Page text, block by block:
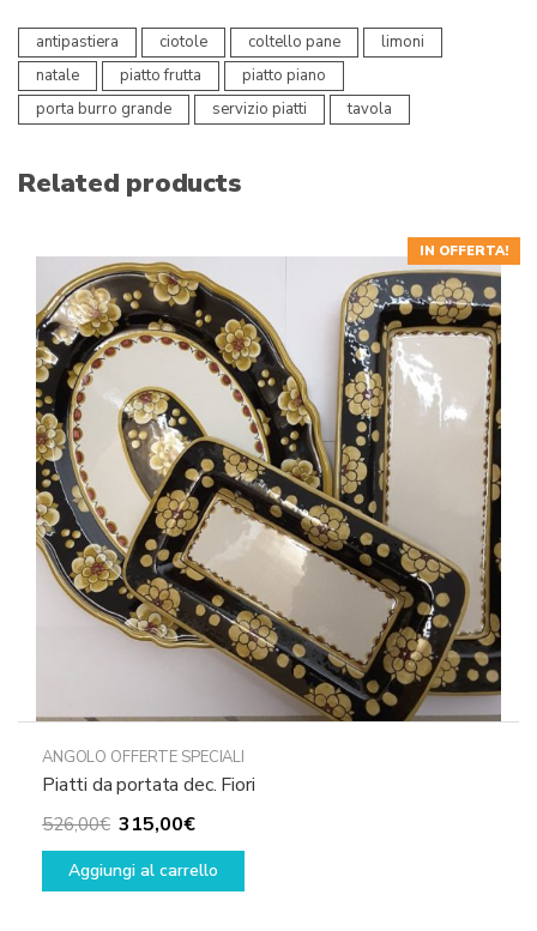
antipastiera ciotole coltello pane
limoni
natale
piatto frutta
piatto piano
porta burro grande
servizio piatti tavola
Related products
IN OFFERTA!
ANGOLO OFFERTE SPECIALI
Piatti da portata dec. Fiori
526,00€ Il
prezzo
originale
315,00€Il
prezzo
attuale
Aggiungi al carrello